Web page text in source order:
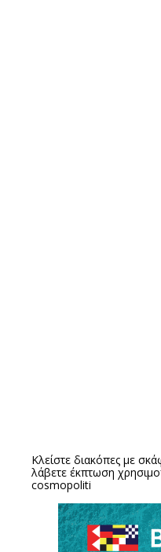
Κλείστε διακόπες με
λάβετε έκπτωση
cosmopoliti